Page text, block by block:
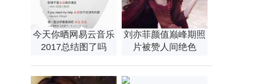
今天你晒网易云音乐
2017总结图了吗
刘亦菲颜值巅峰期照
片被赞人间绝色